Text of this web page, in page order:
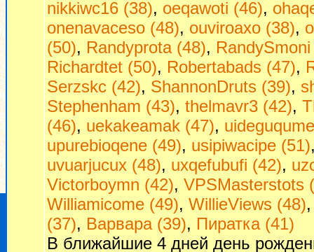
nikkiwc16 (38), oeqawoti (46),
onenavaceso (48), ouviroaxo (38),
(50), Randyprota (48),
Richardtet (50), Robertabads (47),
Serzskc (42), ShannonDruts (39),
Stephenham (43), thelmavr3 (42),
(46), uekakeamak (47),
upurebioqene (49), usipiwacipe (51)
uvuarjucux (48), uxqefubufi (42),
Victorboymn (42), VPSMasterstots
Williamicome (49), WillieViews (48)
(37), Варвара (39), Пиратка (41)
В ближайшие 4 дней день